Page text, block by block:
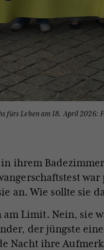
Leben am 18. April 2026:
in ihrem
an. Wie sollte sie
Limit. Nein, sie
der jüngste
Nacht ihre